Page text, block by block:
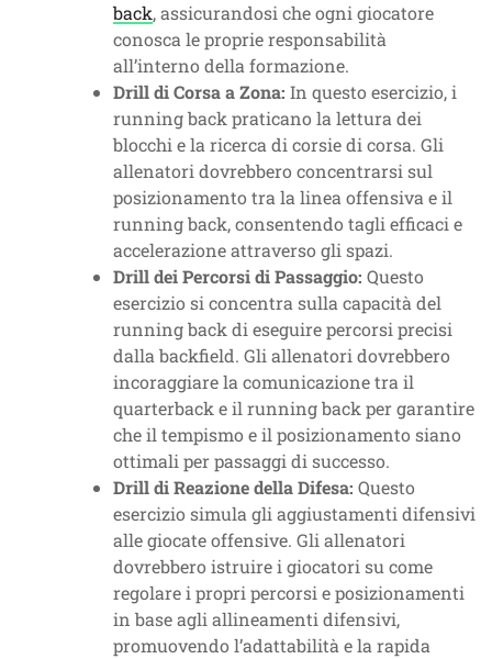
back, assicurandosi che ogni giocatore
conosca le proprie responsabilità
all’interno della formazione.
Drill di Corsa a Zona: In questo esercizio, i
running back praticano la lettura dei
blocchi e la ricerca di corsie di corsa. Gli
allenatori dovrebbero concentrarsi sul
posizionamento tra la linea offensiva e il
running back, consentendo tagli efficaci e
accelerazione attraverso gli spazi.
Drill dei Percorsi di Passaggio: Questo
esercizio si concentra sulla capacità del
running back di eseguire percorsi precisi
dalla backfield. Gli allenatori dovrebbero
incoraggiare la comunicazione tra il
quarterback e il running back per garantire
che il tempismo e il posizionamento siano
ottimali per passaggi di successo.
Drill di Reazione della Difesa: Questo
esercizio simula gli aggiustamenti difensivi
alle giocate offensive. Gli allenatori
dovrebbero istruire i giocatori su come
regolare i propri percorsi e posizionamenti
in base agli allineamenti difensivi,
promuovendo l’adattabilità e la rapida